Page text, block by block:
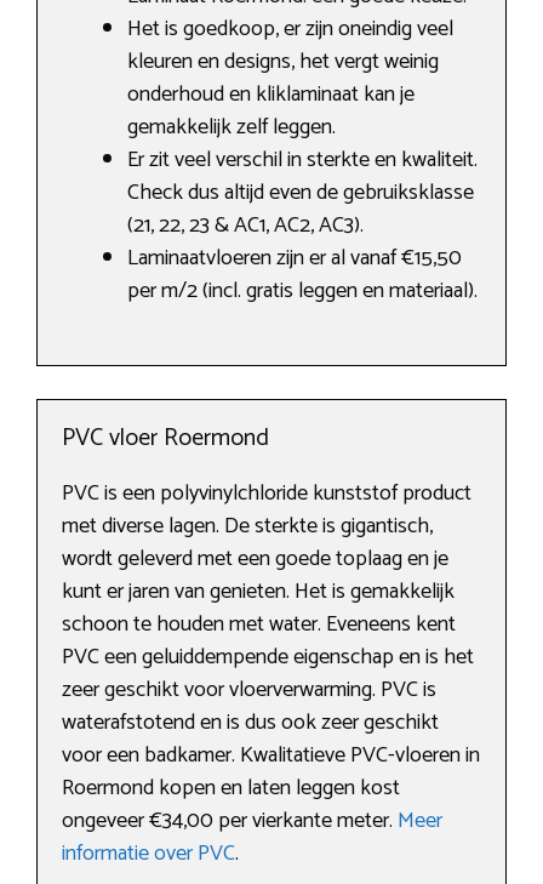
Het is goedkoop, er zijn oneindig veel
kleuren en designs, het vergt weinig
onderhoud en kliklaminaat kan je
gemakkelijk zelf leggen.
Er zit veel verschil in sterkte en kwaliteit.
Check dus altijd even de gebruiksklasse
(21, 22, 23 & AC1, AC2, AC3).
Laminaatvloeren zijn er al vanaf €15,50
per m/2 (incl. gratis leggen en materiaal).
PVC vloer Roermond
PVC is een polyvinylchloride kunststof product
met diverse lagen. De sterkte is gigantisch,
wordt geleverd met een goede toplaag en je
kunt er jaren van genieten. Het is gemakkelijk
schoon te houden met water. Eveneens kent
PVC een geluiddempende eigenschap en is het
zeer geschikt voor vloerverwarming. PVC is
waterafstotend en is dus ook zeer geschikt
voor een badkamer. Kwalitatieve PVC-vloeren in
Roermond kopen en laten leggen kost
ongeveer €34,00 per vierkante meter. Meer
informatie over PVC.